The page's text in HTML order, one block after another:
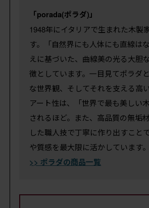
「porada(ポラダ)」
1948年にイタリアで生まれた木製
す。「自然界にも人体にも直線は
えに基づいた、曲線美の光る大胆
徴としています。一目見てポラダ
な世界観、そしてそれを支える高
アート性は、「世界で最も美しい
されるほど。また、高品質の無垢
した職人技で丁寧に作り出すこと
や質感を最大限に活かしています。
>> ポラダの商品一覧